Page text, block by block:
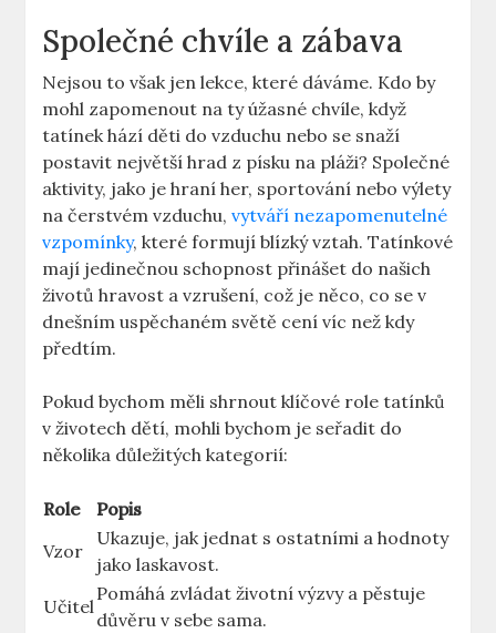
Společné chvíle⁤ a zábava
Nejsou​ to však jen⁣ lekce, které dáváme. Kdo by
mohl zapomenout na ty úžasné chvíle, když
tatínek hází děti do vzduchu⁣ nebo se snaží
⁣postavit největší hrad z písku na pláži? Společné
aktivity, jako⁢ je hraní her,⁤ sportování‌ nebo výlety
na čerstvém vzduchu,vytváří nezapomenutelné
vzpomínky, které ⁢formují blízký⁤ vztah. Tatínkové
mají jedinečnou schopnost přinášet do ⁤našich
životů hravost a vzrušení, což je něco, co se v
dnešním uspěchaném ⁤světě cení⁤ víc než⁤ kdy​
předtím.
Pokud bychom měli shrnout klíčové role tatínků
v ⁤životech dětí, mohli bychom‍ je seřadit do⁢
několika důležitých kategorií:
Role
Popis
Vzor
Ukazuje, jak jednat s⁤ ostatními a ⁤hodnoty
jako laskavost.
Učitel
Pomáhá zvládat životní výzvy a pěstuje‌
důvěru v sebe ⁣sama.